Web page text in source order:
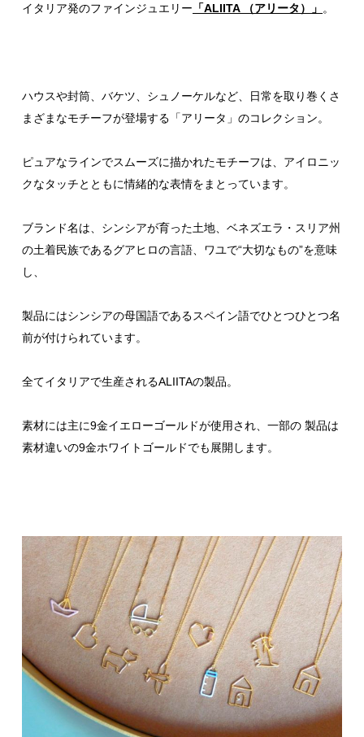
イタリア発のファインジュエリー 「ALIITA （アリータ）」 。
ハウスや封筒、バケツ、シュノーケルなど、日常を取り巻くさ
まざまなモチーフが登場する「アリータ」のコレクション。
ピュアなラインでスムーズに描かれたモチーフは、アイロニッ
クなタッチとともに情緒的な表情をまとっています。
ブランド名は、シンシアが育った土地、ベネズエラ・スリア州
の土着民族であるグアヒロの言語、ワユで“大切なもの”を意味
し、
製品にはシンシアの母国語であるスペイン語でひとつひとつ名
前が付けられています。
全てイタリアで生産されるALIITAの製品。
素材には主に9金イエローゴールドが使用され、一部の 製品は
素材違いの9金ホワイトゴールドでも展開します。